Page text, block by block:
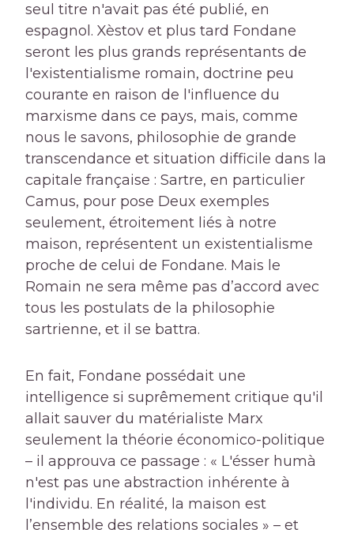
seul titre n'avait pas été publié, en
espagnol. Xèstov et plus tard Fondane
seront les plus grands représentants de
l'existentialisme romain, doctrine peu
courante en raison de l'influence du
marxisme dans ce pays, mais, comme
nous le savons, philosophie de grande
transcendance et situation difficile dans la
capitale française : Sartre, en particulier
Camus, pour pose Deux exemples
seulement, étroitement liés à notre
maison, représentent un existentialisme
proche de celui de Fondane. Mais le
Romain ne sera même pas d’accord avec
tous les postulats de la philosophie
sartrienne, et il se battra.
En fait, Fondane possédait une
intelligence si suprêmement critique qu'il
allait sauver du matérialiste Marx
seulement la théorie économico-politique
– il approuva ce passage : « L'ésser humà
n'est pas une abstraction inhérente à
l'individu. En réalité, la maison est
l’ensemble des relations sociales » – et